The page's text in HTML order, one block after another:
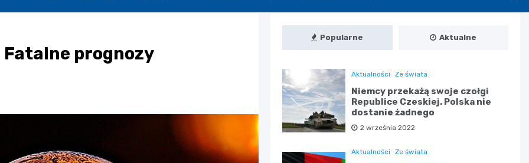
prognozy
Popularne Aktualne
Aktualności Ze świata
Niemcy przekażą swoje czołgi
Republice Czeskiej. Polska nie
dostanie żadnego
2 września 2022
Aktualności Ze świata